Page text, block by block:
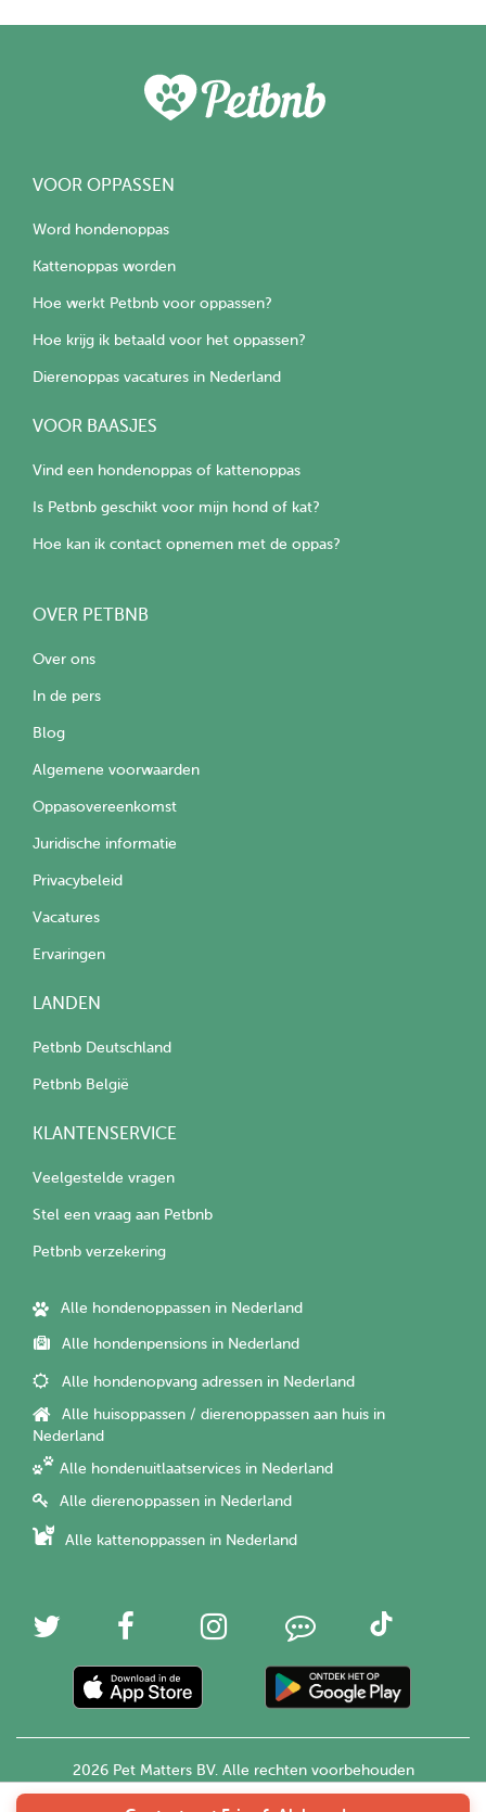
VOOR OPPASSEN
Word hondenoppas
Kattenoppas worden
Hoe werkt Petbnb voor oppassen?
Hoe krijg ik betaald voor het oppassen?
Dierenoppas vacatures in Nederland
VOOR BAASJES
Vind een hondenoppas of kattenoppas
Is Petbnb geschikt voor mijn hond of kat?
Hoe kan ik contact opnemen met de oppas?
OVER PETBNB
Over ons
In de pers
Blog
Algemene voorwaarden
Oppasovereenkomst
Juridische informatie
Privacybeleid
Vacatures
Ervaringen
LANDEN
Petbnb Deutschland
Petbnb België
KLANTENSERVICE
Veelgestelde vragen
Stel een vraag aan Petbnb
Petbnb verzekering
Alle hondenoppassen in Nederland
Alle hondenpensions in Nederland
Alle hondenopvang adressen in Nederland
Alle huisoppassen / dierenoppassen aan huis in
Nederland
Alle hondenuitlaatservices in Nederland
Alle dierenoppassen in Nederland
Alle kattenoppassen in Nederland
2026 Pet Matters BV. Alle rechten voorbehouden